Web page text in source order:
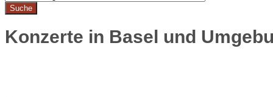
Konzerte in Basel und